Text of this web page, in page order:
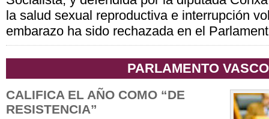
la salud sexual reproductiva e interrupción
embarazo ha sido rechazada en el
PARLAMENTO VASCO
CALIFICA EL AÑO COMO “DE
RESISTENCIA”